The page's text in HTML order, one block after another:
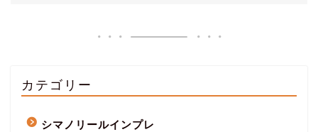
カテゴリー
シマノリールインプレ